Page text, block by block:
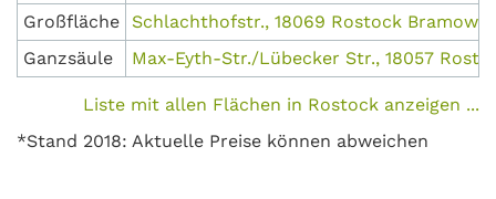
Großfläche
Schlachthofstr., 18069 Rostock Bramow
Ganzsäule
Max-Eyth-Str./Lübecker Str., 18057
Liste mit allen Flächen in Rostock anzeigen ...
*Stand 2018: Aktuelle Preise können abweichen